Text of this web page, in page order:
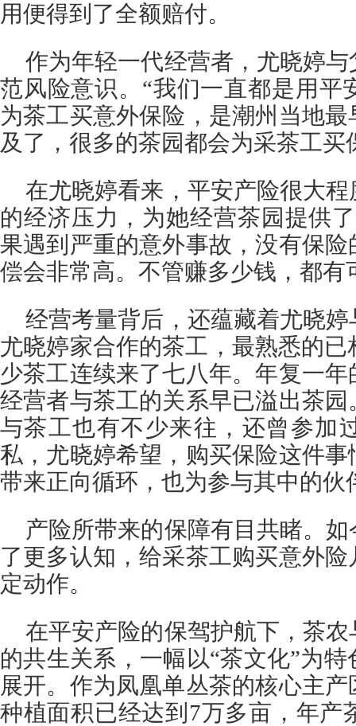
用便得到了全额赔付。
作为年轻一代经营者，尤晓婷
范风险意识。“我们一直都是用平
为茶工买意外保险，是潮州当地
及了，很多的茶园都会为采茶工买
在尤晓婷看来，平安产险很大
的经济压力，为她经营茶园提供
果遇到严重的意外事故，没有保
偿会非常高。不管赚多少钱，都有
经营考量背后，还蕴藏着尤晓
尤晓婷家合作的茶工，最熟悉的
少茶工连续来了七八年。年复一
经营者与茶工的关系早已溢出茶
与茶工也有不少来往，还曾参加
私，尤晓婷希望，购买保险这件
带来正向循环，也为参与其中的伙
产险所带来的保障有目共睹。
了更多认知，给采茶工购买意外
定动作。
在平安产险的保驾护航下，茶
的共生关系，一幅以“茶文化”为
展开。作为凤凰单丛茶的核心主
种植面积已经达到7万多亩，年产